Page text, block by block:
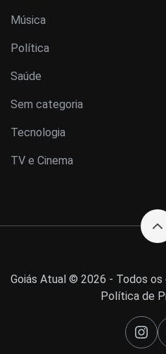
Música
Política
Saúde
Sem categoria
Tecnologia
TV e Cinema
Goiás Atual © 2026 - Todos
Política de